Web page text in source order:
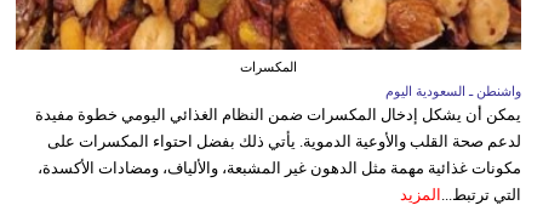
المكسرات
واشنطن ـ السعودية اليوم
يمكن أن يشكل إدخال المكسرات ضمن النظام الغذائي اليومي خطوة مفيدة
لدعم صحة القلب والأوعية الدموية. يأتي ذلك بفضل احتواء المكسرات على
مكونات غذائية مهمة مثل الدهون غير المشبعة، والألياف، ومضادات الأكسدة،
التي ترتبط...
المزيد